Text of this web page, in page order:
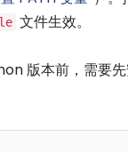
文件生效。
版本前，需要